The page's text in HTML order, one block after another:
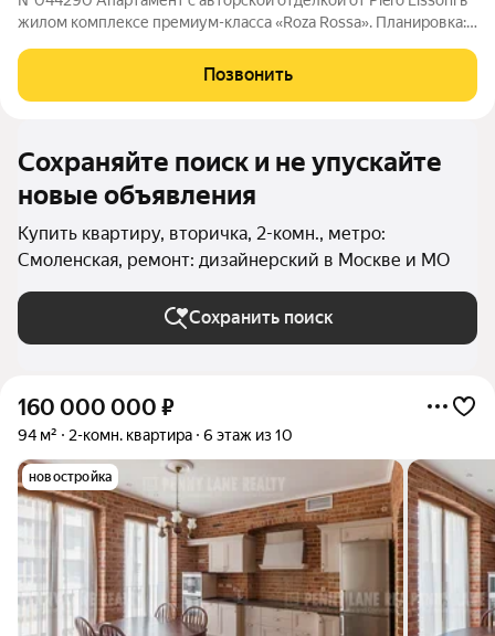
жилом комплексе премиум-класса «Roza Rossa». Планировка:
апартаменте выполнена дизайнерская отделка в духе
итальянского минимализма.
Позвонить
Сохраняйте поиск и не упускайте
новые объявления
Купить квартиру, вторичка, 2-комн., метро:
Смоленская, ремонт: дизайнерский в Москве и МО
Сохранить поиск
160 000 000 ₽
94 м² 2-комн. квартира 6 этаж из 10
новостройка